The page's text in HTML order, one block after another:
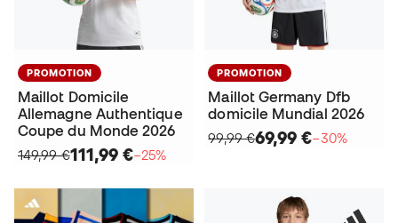
PROMOTION
Maillot Domicile
Allemagne Authentique
Coupe du Monde 2026
149,99 €111,99 €−25%
PROMOTION
Maillot Germany Dfb
domicile Mundial 2026
99,99 €69,99 €−30%